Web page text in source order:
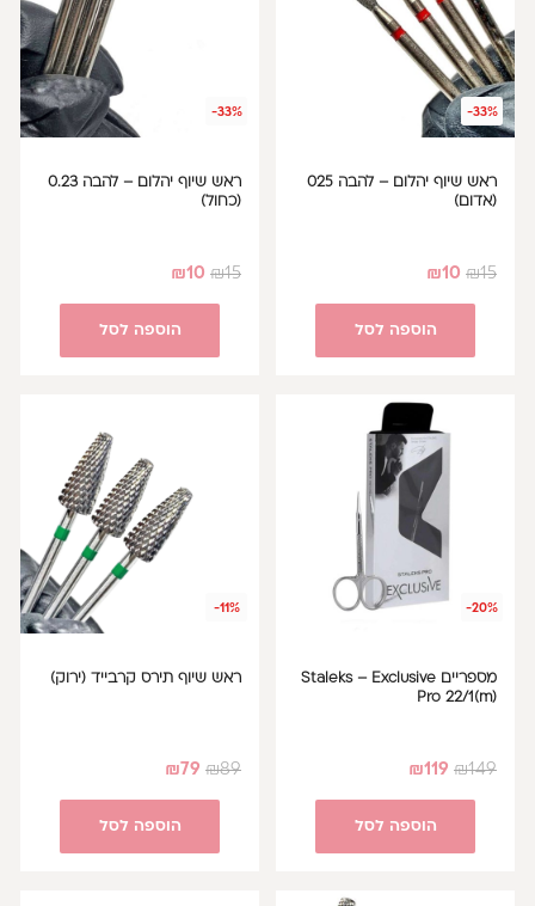
-33%
ראש שיוף יהלום – להבה 025
(אדום)
₪15
₪10
הוספה לסל
-33%
ראש שיוף יהלום – להבה 0.23
(כחול)
₪15
₪10
הוספה לסל
-20%
מספריים Staleks – Exclusive
Pro 22/1(m)
₪149
₪119
הוספה לסל
-11%
ראש שיוף תירס קרבייד (ירוק)
₪89
₪79
הוספה לסל